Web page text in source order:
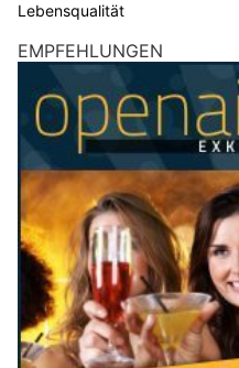
Lebensqualität
EMPFEHLUNGEN